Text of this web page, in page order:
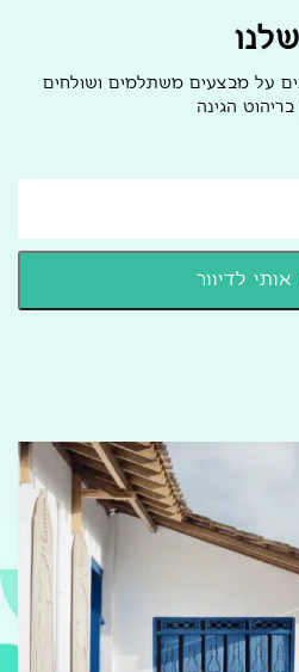
על מבצעים משתלמים ושולחים
הגינה